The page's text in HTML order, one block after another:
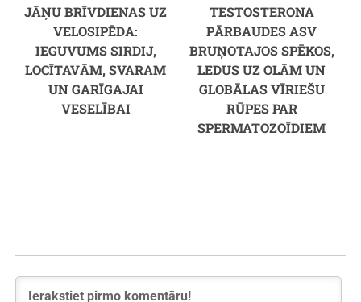
JĀŅU BRĪVDIENAS UZ
VELOSIPĒDA:
IEGUVUMS SIRDIJ,
LOCĪTAVĀM, SVARAM
UN GARĪGAJAI
VESELĪBAI
TESTOSTERONA
PĀRBAUDES ASV
BRUŅOTAJOS SPĒKOS,
LEDUS UZ OLĀM UN
GLOBĀLAS VĪRIEŠU
RŪPES PAR
SPERMATOZOĪDIEM